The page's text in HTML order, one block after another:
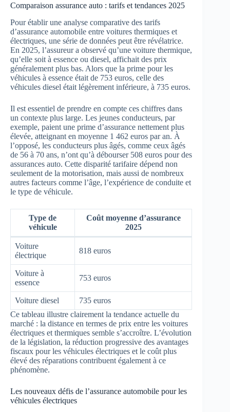
Comparaison assurance auto : tarifs et tendances 2025
Pour établir une analyse comparative des tarifs
d’assurance automobile entre voitures thermiques et
électriques, une série de données peut être révélatrice.
En 2025, l’assureur a observé qu’une voiture thermique,
qu’elle soit à essence ou diesel, affichait des prix
généralement plus bas. Alors que la prime pour les
véhicules à essence était de 753 euros, celle des
véhicules diesel était légèrement inférieure, à 735 euros.
Il est essentiel de prendre en compte ces chiffres dans
un contexte plus large. Les jeunes conducteurs, par
exemple, paient une prime d’assurance nettement plus
élevée, atteignant en moyenne 1 462 euros par an. À
l’opposé, les conducteurs plus âgés, comme ceux âgés
de 56 à 70 ans, n’ont qu’à débourser 508 euros pour des
assurances auto. Cette disparité tarifaire dépend non
seulement de la motorisation, mais aussi de nombreux
autres facteurs comme l’âge, l’expérience de conduite et
le type de véhicule.
Type de
véhicule
Coût moyenne d’assurance
2025
Voiture
électrique
818 euros
Voiture à
essence
753 euros
Voiture diesel
735 euros
Ce tableau illustre clairement la tendance actuelle du
marché : la distance en termes de prix entre les voitures
électriques et thermiques semble s’accroître. L’évolution
de la législation, la réduction progressive des avantages
fiscaux pour les véhicules électriques et le coût plus
élevé des réparations contribuent également à ce
phénomène.
Les nouveaux défis de l’assurance automobile pour les
véhicules électriques